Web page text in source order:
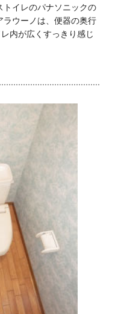
イレのパナソニックの
ラウーノは、便器の奥行
内が広くすっきり感じ